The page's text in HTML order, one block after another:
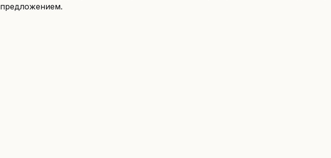
предложением.